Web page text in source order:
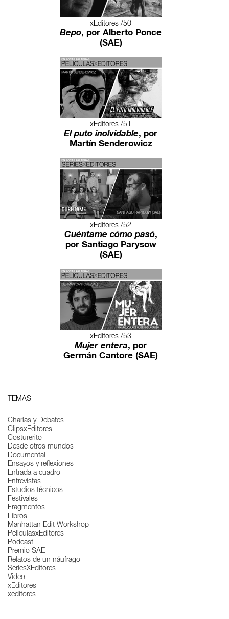
xEditores /50
Bepo, por Alberto Ponce
(SAE)
xEditores /51
El puto inolvidable, por
Martín Senderowicz
xEditores /52
Cuéntame cómo pasó,
por Santiago Parysow
(SAE)
xEditores /53
Mujer entera, por
Germán Cantore (SAE)
TEMAS
Charlas y Debates
ClipsxEditores
Costurerito
Desde otros mundos
Documental
Ensayos y reflexiones
Entrada a cuadro
Entrevistas
Estudios técnicos
Festivales
Fragmentos
Libros
Manhattan Edit Workshop
PelículasxEditores
Podcast
Premio SAE
Relatos de un náufrago
SeriesXEditores
Video
xEditores
xeditores